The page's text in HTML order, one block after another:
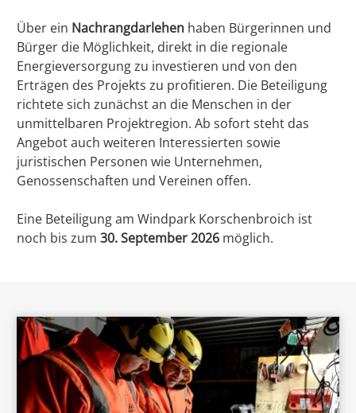
Über ein Nachrangdarlehen haben Bürgerinnen und
Bürger die Möglichkeit, direkt in die regionale
Energieversorgung zu investieren und von den
Erträgen des Projekts zu profitieren. Die Beteiligung
richtete sich zunächst an die Menschen in der
unmittelbaren Projektregion. Ab sofort steht das
Angebot auch weiteren Interessierten sowie
juristischen Personen wie Unternehmen,
Genossenschaften und Vereinen offen.
Eine Beteiligung am Windpark Korschenbroich ist
noch bis zum 30. September 2026 möglich.